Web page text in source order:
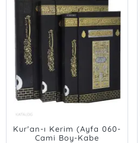
Kur'an-ı Kerim (Ayfa 060-
Cami Boy-Kabe